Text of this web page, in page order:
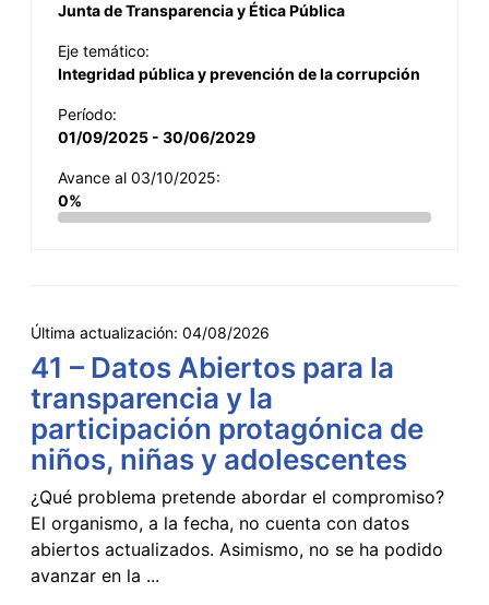
Junta de Transparencia y Ética Pública
Eje temático:
Integridad pública y prevención de la corrupción
Período:
01/09/2025 - 30/06/2029
Avance al 03/10/2025:
0%
Última actualización: 04/08/2026
41 – Datos Abiertos para la
transparencia y la
participación protagónica de
niños, niñas y adolescentes
¿Qué problema pretende abordar el compromiso?
El organismo, a la fecha, no cuenta con datos
abiertos actualizados. Asimismo, no se ha podido
avanzar en la ...